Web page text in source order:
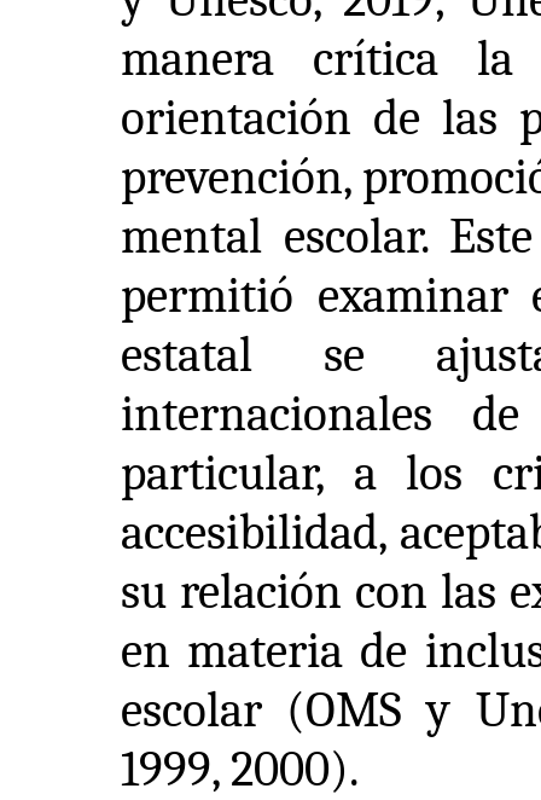
manera crítica la
orientación de las
prevención,
mental escolar.
permitió examinar
estatal se
internacionales
particular, a los
accesibilidad,
su relación con las
en materia de
escolar (OMS y
1999, 2000).